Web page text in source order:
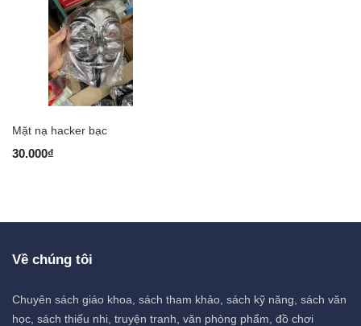
Mặt nạ hacker bạc
30.000₫
Về chúng tôi
Chuyên sách giáo khoa, sách tham khảo, sách kỹ năng, sách văn
học, sách thiếu nhi, truyện tranh, văn phòng phẩm, đồ chơi